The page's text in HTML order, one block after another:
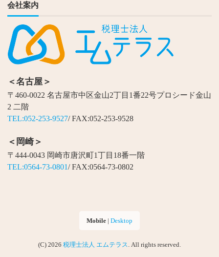
会社案内
＜名古屋＞
〒460-0022 名古屋市中区金山2丁目1番22号プロシード金山
2 二階
TEL:052-253-9527/ FAX:052-253-9528
＜岡崎＞
〒444-0043 岡崎市唐沢町1丁目18番一階
TEL:0564-73-0801/ FAX:0564-73-0802
Mobile | Desktop
(C) 2026 税理士法人 エムテラス . All rights reserved.